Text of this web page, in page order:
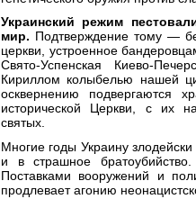
Украинский режим
мир. Подтверждение тому —
церкви, устроенное
Свято-Успенская Киево-
Кириллом колыбелью нашей
осквернению подвергаются
исторической Церкви, с их
святых.
Многие годы Украину
и в страшное
Поставками вооружений и
продлевает агонию